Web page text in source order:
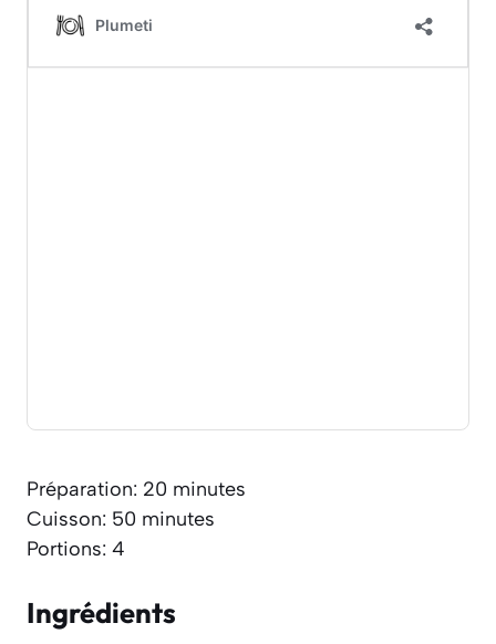
Préparation: 20 minutes
Cuisson: 50 minutes
Portions: 4
Ingrédients